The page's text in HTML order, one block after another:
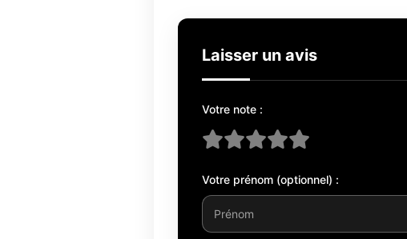
Laisser un avis
Votre note :
Votre prénom (optionnel) :